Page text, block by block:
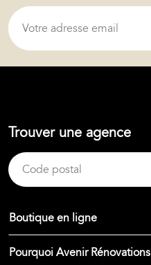
Trouver une agence
Boutique en ligne
Pourquoi Avenir Rénovations